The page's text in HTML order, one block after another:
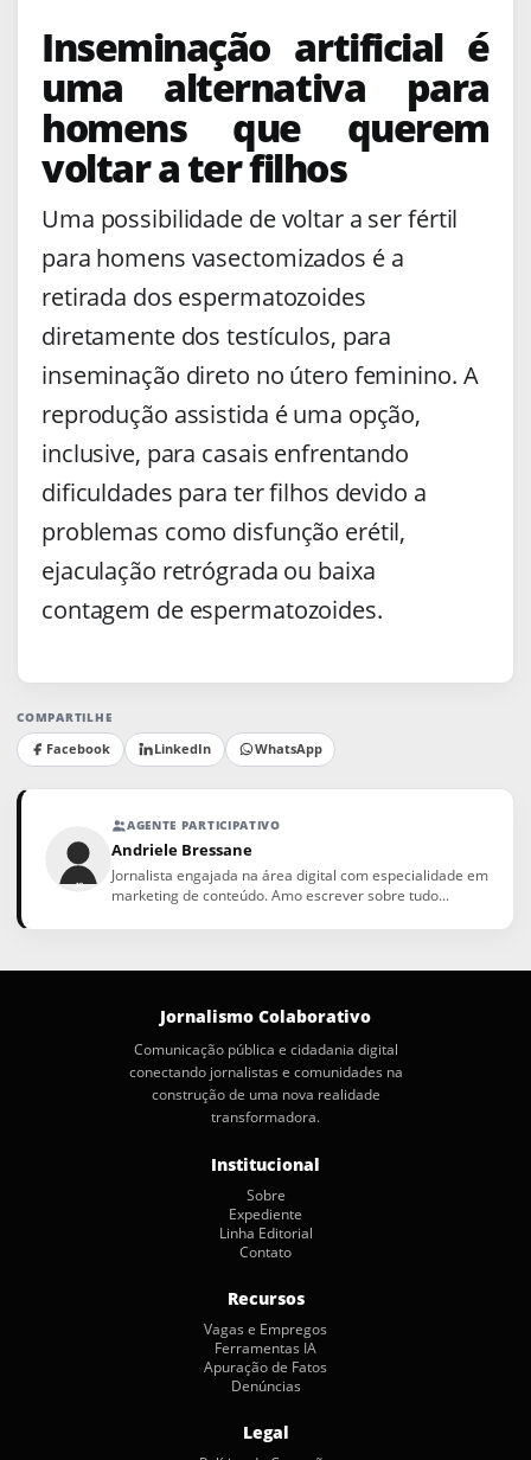
Inseminação artificial é
uma alternativa para
homens que querem
voltar a ter filhos
Uma possibilidade de voltar a ser fértil
para homens vasectomizados é a
retirada dos espermatozoides
diretamente dos testículos, para
inseminação direto no útero feminino. A
reprodução assistida é uma opção,
inclusive, para casais enfrentando
dificuldades para ter filhos devido a
problemas como disfunção erétil,
ejaculação retrógrada ou baixa
contagem de espermatozoides.
COMPARTILHE
Facebook LinkedIn WhatsApp
AGENTE PARTICIPATIVO
Andriele Bressane
Jornalista engajada na área digital com especialidade em
marketing de conteúdo. Amo escrever sobre tudo...
Jornalismo Colaborativo
Comunicação pública e cidadania digital
conectando jornalistas e comunidades na
construção de uma nova realidade
transformadora.
Institucional
Sobre
Expediente
Linha Editorial
Contato
Recursos
Vagas e Empregos
Ferramentas IA
Apuração de Fatos
Denúncias
Legal